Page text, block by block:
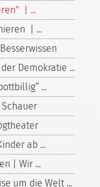
| ...
| ...
Demokratie ...
...
ab ...
| Wir ...
um die Welt ...